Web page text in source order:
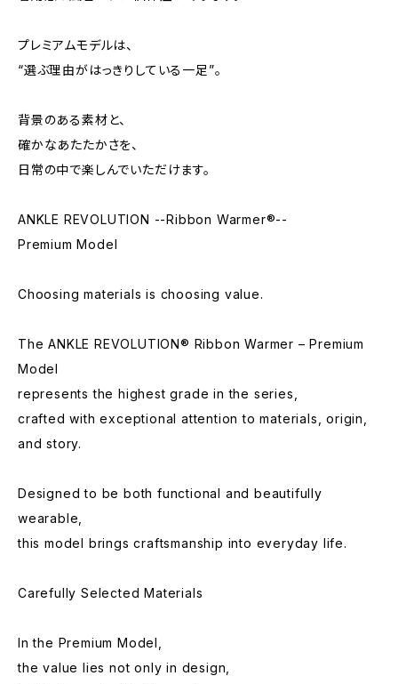
プレミアムモデルは、
“選ぶ理由がはっきりしている一足”。
背景のある素材と、
確かなあたたかさを、
日常の中で楽しんでいただけます。
ANKLE REVOLUTION --Ribbon Warmer®--
Premium Model
Choosing materials is choosing value.
The ANKLE REVOLUTION® Ribbon Warmer – Premium
Model
represents the highest grade in the series,
crafted with exceptional attention to materials, origin,
and story.
Designed to be both functional and beautifully
wearable,
this model brings craftsmanship into everyday life.
Carefully Selected Materials
In the Premium Model,
the value lies not only in design,